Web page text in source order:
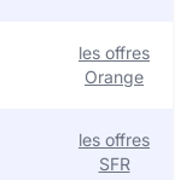
les offres
Orange
les offres
SFR